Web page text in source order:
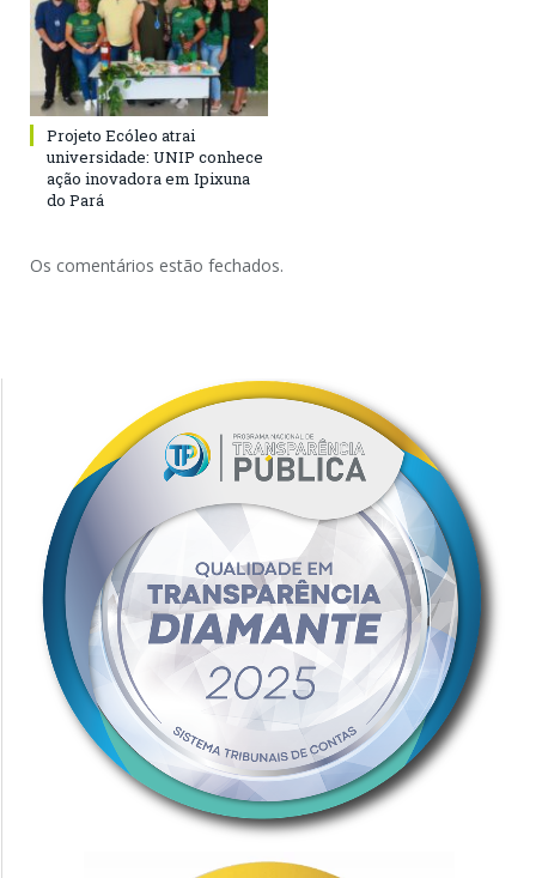
Projeto Ecóleo atrai
universidade: UNIP conhece
ação inovadora em Ipixuna
do Pará
Os comentários estão fechados.